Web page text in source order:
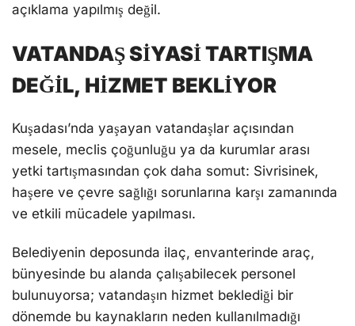
açıklama yapılmış değil.
VATANDAŞ SİYASİ TARTIŞMA
DEĞİL, HİZMET BEKLİYOR
Kuşadası’nda yaşayan vatandaşlar açısından
mesele, meclis çoğunluğu ya da kurumlar arası
yetki tartışmasından çok daha somut: Sivrisinek,
haşere ve çevre sağlığı sorunlarına karşı zamanında
ve etkili mücadele yapılması.
Belediyenin deposunda ilaç, envanterinde araç,
bünyesinde bu alanda çalışabilecek personel
bulunuyorsa; vatandaşın hizmet beklediği bir
dönemde bu kaynakların neden kullanılmadığı